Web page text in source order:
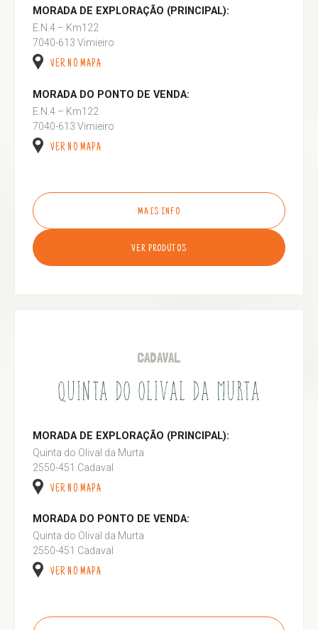
MORADA DE EXPLORAÇÃO (PRINCIPAL):
E.N.4 – Km122
7040-613 Vimieiro
VER NO MAPA
MORADA DO PONTO DE VENDA:
E.N.4 – Km122
7040-613 Vimieiro
VER NO MAPA
MAIS INFO
VER PRODUTOS
CADAVAL
QUINTA DO OLIVAL DA MURTA
MORADA DE EXPLORAÇÃO (PRINCIPAL):
Quinta do Olival da Murta
2550-451 Cadaval
VER NO MAPA
MORADA DO PONTO DE VENDA:
Quinta do Olival da Murta
2550-451 Cadaval
VER NO MAPA